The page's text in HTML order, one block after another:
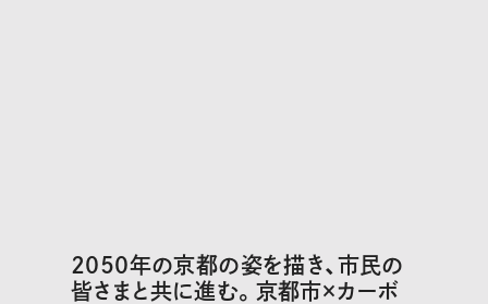
2050年の京都の姿を描き、市民の
皆さまと共に進む。京都市×カーボ